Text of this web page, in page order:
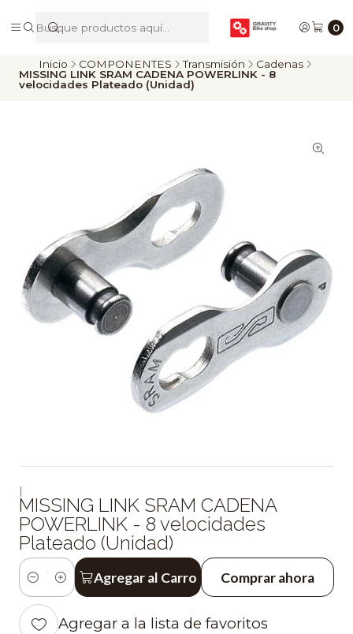
0
De Riders para Riders
Inicio COMPONENTES Transmisión
Cadenas
MISSING LINK SRAM CADENA POWERLINK - 8
velocidades Plateado (Unidad)
|
MISSING LINK SRAM CADENA
POWERLINK - 8 velocidades
Plateado (Unidad)
Cantidad
Agregar al Carro Comprar ahora
Agregar a la lista de favoritos